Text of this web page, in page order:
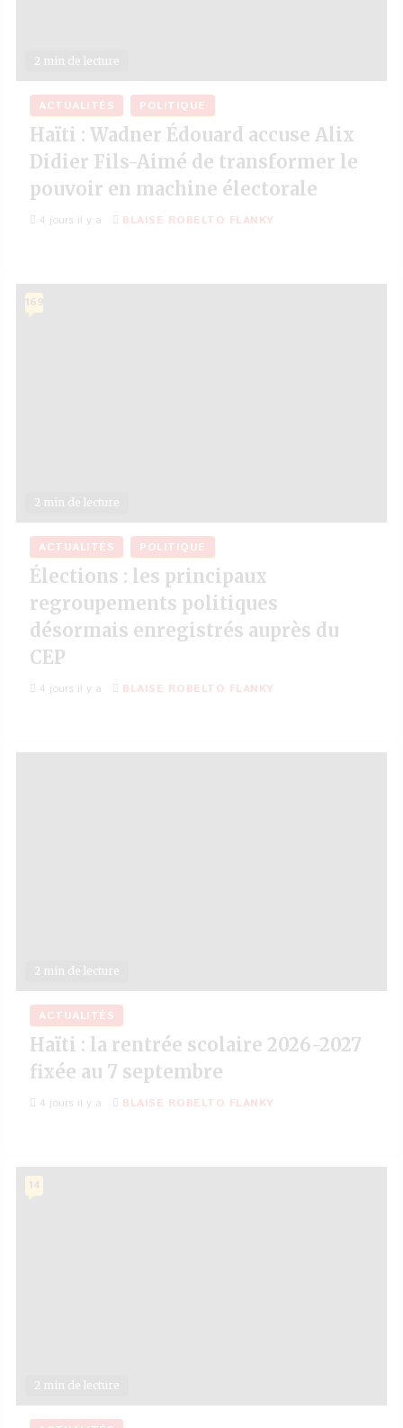
2 min de lecture
ACTUALITÉS POLITIQUE
Haïti : Wadner Édouard accuse Alix
Didier Fils-Aimé de transformer le
pouvoir en machine électorale
4 jours il y a BLAISE ROBELTO FLANKY
2 min de lecture
169
ACTUALITÉS POLITIQUE
Élections : les principaux
regroupements politiques
désormais enregistrés auprès du
CEP
4 jours il y a BLAISE ROBELTO FLANKY
2 min de lecture
ACTUALITÉS
Haïti : la rentrée scolaire 2026-2027
fixée au 7 septembre
4 jours il y a BLAISE ROBELTO FLANKY
2 min de lecture
14